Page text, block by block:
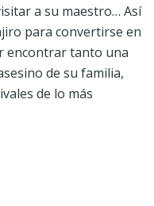
a su maestro… Así
para convertirse en
encontrar tanto una
de su familia,
de lo más